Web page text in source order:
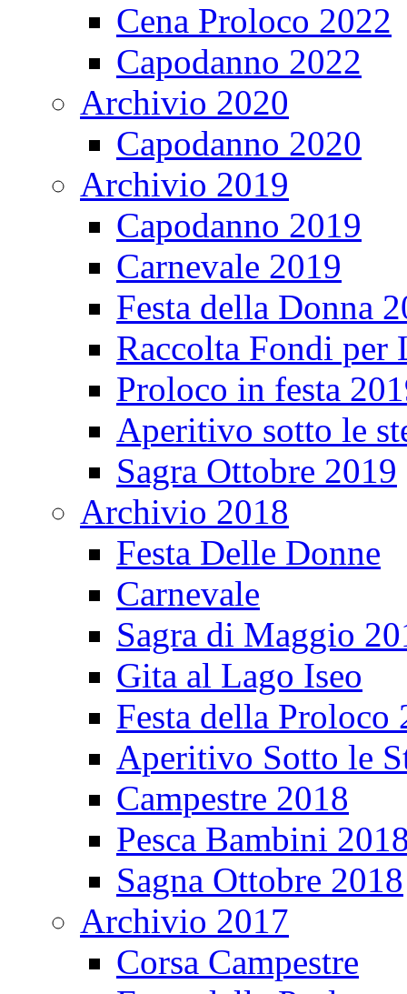
Cena Proloco 2022
Capodanno 2022
Archivio 2020
Capodanno 2020
Archivio 2019
Capodanno 2019
Carnevale 2019
Festa della Donna
Raccolta Fondi per
Proloco in festa
Aperitivo sotto le
Sagra Ottobre 2019
Archivio 2018
Festa Delle Donne
Carnevale
Sagra di Maggio
Gita al Lago Iseo
Festa della Proloco
Aperitivo Sotto le
Campestre 2018
Pesca Bambini
Sagna Ottobre 2018
Archivio 2017
Corsa Campestre